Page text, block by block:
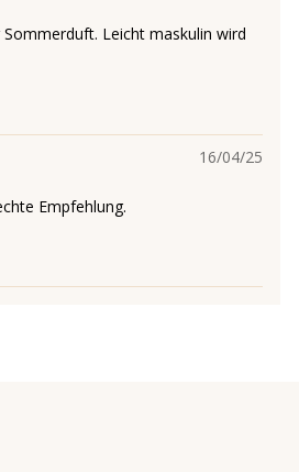
Leicht maskulin wird
16/04/25
Empfehlung.